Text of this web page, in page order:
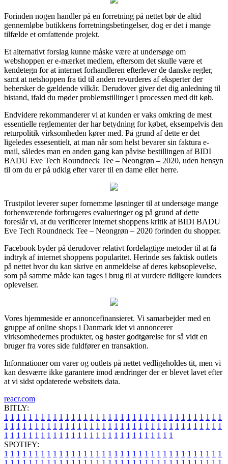
Forinden nogen handler på en forretning på nettet bør de altid
gennemløbe butikkens forretningsbetingelser, dog er det i mange
tilfælde et omfattende projekt.
Et alternativt forslag kunne måske være at undersøge om
webshoppen er e-mærket medlem, eftersom det skulle være et
kendetegn for at internet forhandleren efterlever de danske regler,
samt at netshoppen fra tid til anden revurderes af eksperter der
behersker de gældende vilkår. Derudover giver det dig anledning til
bistand, ifald du møder problemstillinger i processen med dit køb.
Endvidere rekommanderer vi at kunden er vaks omkring de mest
essentielle reglementer der har betydning for købet, eksempelvis den
returpolitik virksomheden kører med. På grund af dette er det
ligeledes essesentielt, at man når som helst bevarer sin faktura e-
mail, således man en anden gang kan påvise bestillingen af BIDI
BADU Eve Tech Roundneck Tee – Neongrøn – 2020, uden hensyn
til om du er på udkig efter varer til en dame eller herre.
Trustpilot leverer super fornemme løsninger til at undersøge mange
forhenværende forbrugeres evalueringer og på grund af dette
foreslår vi, at du verificerer internet shoppens kritik af BIDI BADU
Eve Tech Roundneck Tee – Neongrøn – 2020 forinden du shopper.
Facebook byder på derudover relativt fordelagtige metoder til at få
indtryk af internet shoppens popularitet. Herinde ses faktisk outlets
på nettet hvor du kan skrive en anmeldelse af deres købsoplevelse,
som på samme måde kan tages i brug til at vurdere tidligere kunders
oplevelser.
Vores hjemmeside er annoncefinansieret. Vi samarbejder med en
gruppe af online shops i Danmark idet vi annoncerer
virksomhedernes produkter, og høster godtgørelse for så vidt en
bruger fra vores side fuldfører en transaktion.
Informationer om varer og outlets på nettet vedligeholdes tit, men vi
kan desværre ikke garantere imod ændringer der er blevet lavet efter
at vi sidst opdaterede websitets data.
reacr.com
BITLY:
1 1 1 1 1 1 1 1 1 1 1 1 1 1 1 1 1 1 1 1 1 1 1 1 1 1 1 1 1 1 1 1 1 1 1 1
1 1 1 1 1 1 1 1 1 1 1 1 1 1 1 1 1 1 1 1 1 1 1 1 1 1 1 1 1 1 1 1 1 1 1 1
1 1 1 1 1 1 1 1 1 1 1 1 1 1 1 1 1 1 1 1 1 1 1 1 1 1 1 1
SPOTIFY:
1 1 1 1 1 1 1 1 1 1 1 1 1 1 1 1 1 1 1 1 1 1 1 1 1 1 1 1 1 1 1 1 1 1 1 1